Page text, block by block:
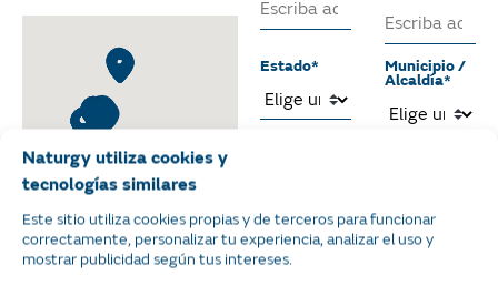
Naturgy utiliza cookies y
tecnologías similares
Este sitio utiliza cookies propias y de terceros para funcionar
correctamente, personalizar tu experiencia, analizar el uso y
mostrar publicidad según tus intereses.
Estado*
Municipio /
Alcaldía*
Nombre de
la calle*
Nº